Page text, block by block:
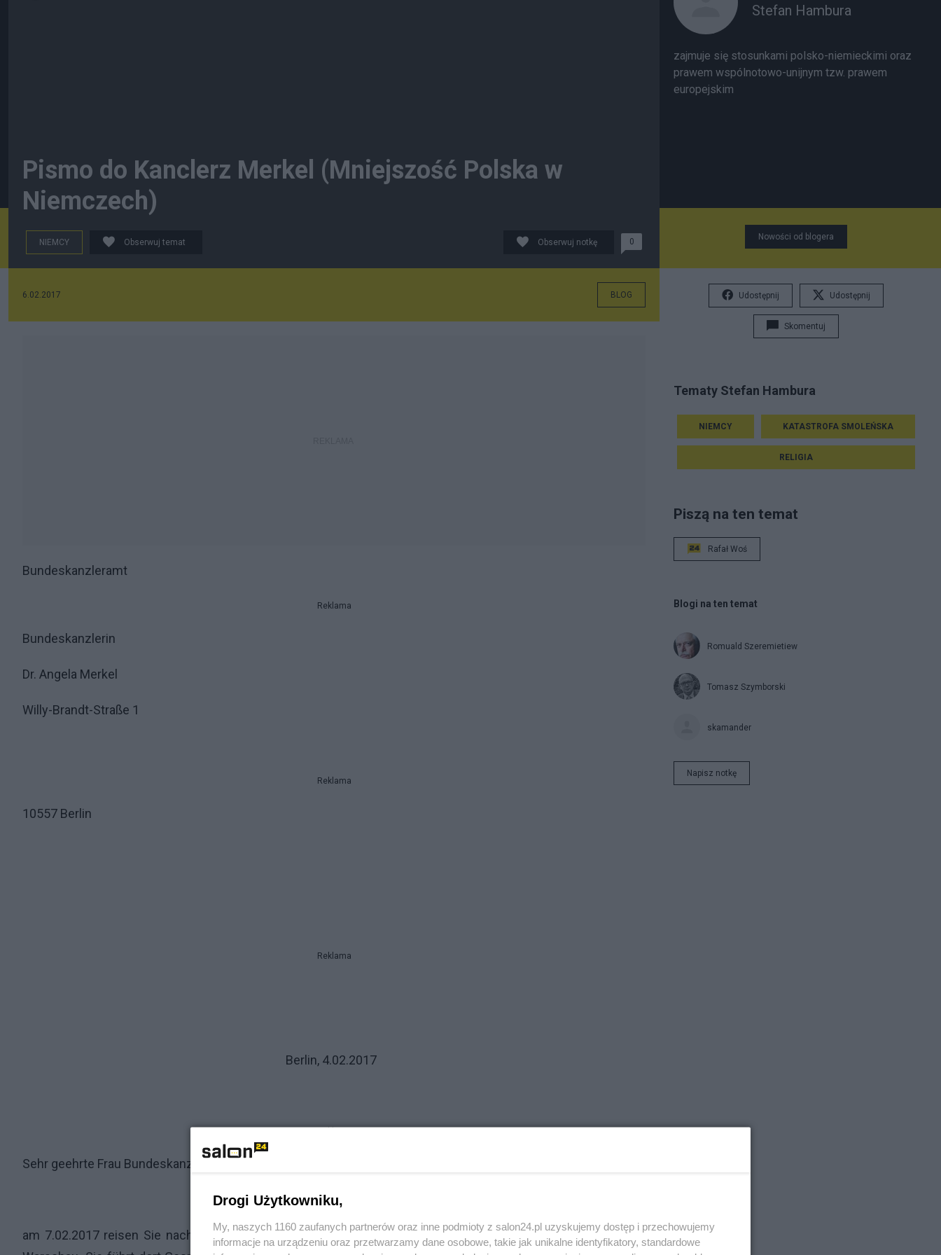
Pismo do Kanclerz Merkel (Mniejszość Polska w
Niemczech)
NIEMCY Obserwuj temat Obserwuj notkę 0
6.02.2017 BLOG
Bundeskanzleramt
Reklama
Bundeskanzlerin
Dr. Angela Merkel
Willy-Brandt-Straße 1
Reklama
10557 Berlin
Reklama
Berlin, 4.02.2017
Sehr geehrte Frau Bundeskanzlerin Dr. Merkel,
am 7.02.2017 reisen Sie nach Polen. In Ihrem Terminkalender heißt es dazu: „Heute reist die Kanzlerin nach
Stefan Hambura
zajmuje się stosunkami polsko-niemieckimi oraz
prawem wspólnotowo-unijnym tzw. prawem
europejskim
Nowości od blogera
Udostępnij Udostępnij
Skomentuj
Tematy Stefan Hambura
NIEMCY KATASTROFA SMOLEŃSKA
RELIGIA
Piszą na ten temat
Rafał Woś
Blogi na ten temat
Romuald Szeremietiew
Tomasz Szymborski
skamander
Napisz notkę
Drogi Użytkowniku,
My, naszych 1160 zaufanych partnerów oraz inne podmioty z salon24.pl uzyskujemy dostęp i przechowujemy
informacje na urządzeniu oraz przetwarzamy dane osobowe, takie jak unikalne identyfikatory, standardowe